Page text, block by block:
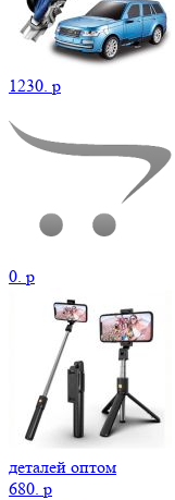
1230. p
0. p
деталей оптом
680. p